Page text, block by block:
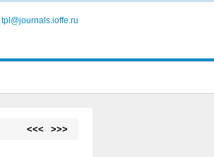
tpl@journals.ioffe.ru
<<< >>>